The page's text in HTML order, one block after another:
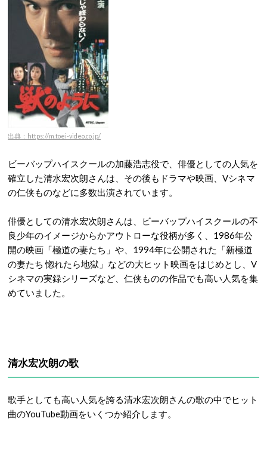
出典：https://m.toei-video.co.jp/
ビーバップハイスクールの加藤浩志役で、俳優としての人気を
確立した清水宏次朗さんは、その後もドラマや映画、Vシネマ
の仁侠ものなどに多数出演されています。
俳優としての清水宏次朗さんは、ビーバップハイスクールの不
良少年のイメージからかアウトローな役柄が多く、1986年公
開の映画「極道の妻たち」や、1994年に公開された「新極道
の妻たち 惚れたら地獄」などの大ヒット映画をはじめとし、V
シネマの実録シリーズなど、仁侠ものの作品でも高い人気を集
めていました。
清水宏次朗の歌
歌手としても高い人気を誇る清水宏次朗さんの歌の中でヒット
曲のYouTube動画をいくつか紹介します。